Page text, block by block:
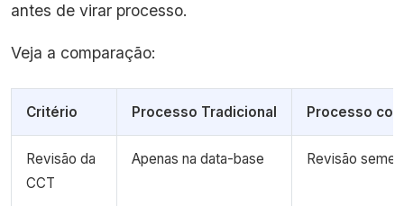
antes de virar processo.
Veja a comparação:
Critério Processo Tradicional Processo
Revisão da
CCT
Apenas na data-base Revisão